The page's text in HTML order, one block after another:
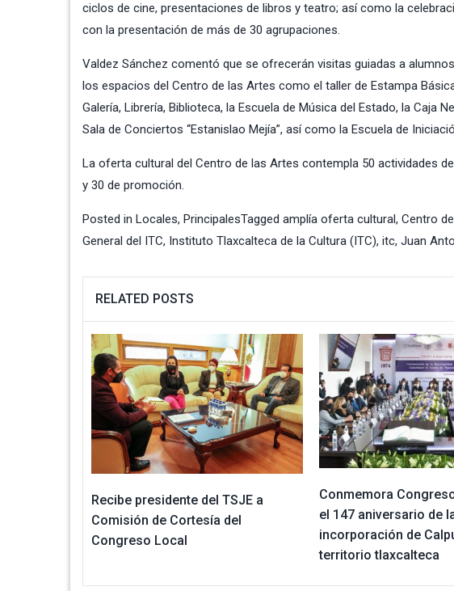
ciclos de cine, presentaciones de libros y teatro; así como la
con la presentación de más de 30 agrupaciones.
Valdez Sánchez comentó que se ofrecerán visitas guiadas a
los espacios del Centro de las Artes como el taller de Estampa
Galería, Librería, Biblioteca, la Escuela de Música del Estado, la Caja
Sala de Conciertos “Estanislao Mejía”, así como la Escuela de
La oferta cultural del Centro de las Artes contempla 50 actividades
y 30 de promoción.
Posted in Locales, PrincipalesTagged amplía oferta cultural, Centro
General del ITC, Instituto Tlaxcalteca de la Cultura (ITC), itc, Juan
RELATED POSTS
Recibe presidente del TSJE a
Comisión de Cortesía del
Congreso Local
Conmemora
el 147 aniversario de
incorporación de
territorio tlaxcalteca